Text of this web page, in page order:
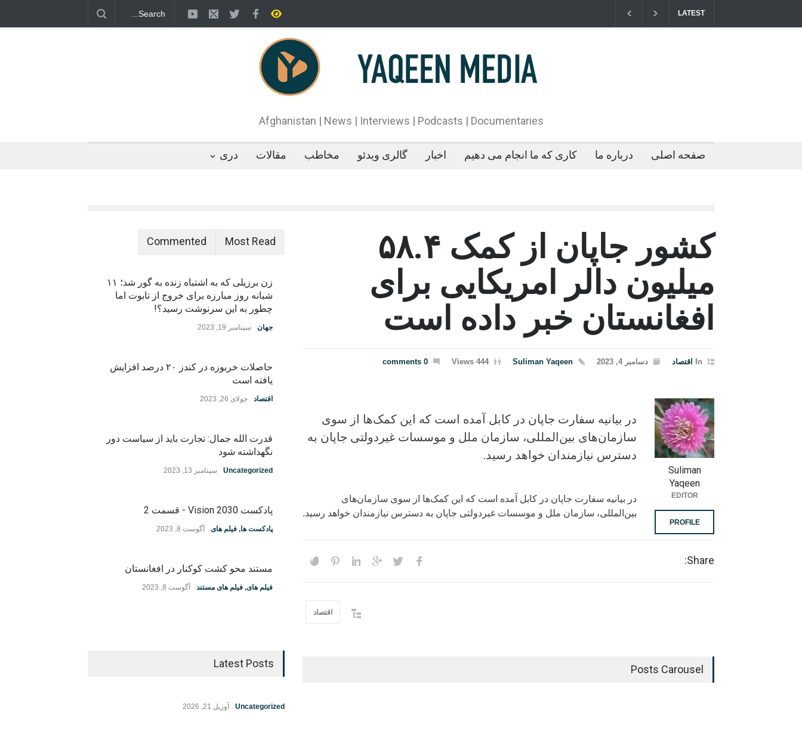
LATEST
پدیده‌ای عجیب در قطب جنوب؛ پنگوئنی که هزاران بار در روز
می‌خوابد
محمدباقر قالیباف، رئیس مجلس ایران، با انتقاد تند از سیاست‌های
دونالد ترمپ اعلام کرد که واشنگتن تلاش دارد با «محاصره و نقض
آتش‌بس»، روند گفتگوها را از مسیر مذاکره به سمت تسلیم سوق
Afghanistan | News | Interviews | Podcasts | Documentaries
صفحه اصلی درباره ما کاری که ما انجام می دهیم اخبار گالری ویدئو مخاطب مقالات دری
کشور جاپان از کمک ۵۸.۴
میلیون دالر امریکایی برای
افغانستان خبر داده است
In اقتصاد دسامبر 4, 2023 Suliman Yaqeen
444 Views
0 comments
در بیانیه سفارت جاپان در کابل آمده است که این کمک‌ها از سوی
سازمان‌های بین‌المللی، سازمان ملل و موسسات غیردولتی جاپان به
دسترس نیازمندان خواهد رسید.
در بیانیه سفارت جاپان در کابل آمده است که این کمک‌ها از سوی سازمان‌های
بین‌المللی، سازمان ملل و موسسات غیردولتی جاپان به دسترس نیازمندان خواهد رسید.
Suliman
Yaqeen
EDITOR
PROFILE
Share:
اقتصاد
Posts Carousel
Most Read
Commented
زن برزیلی که به اشتباه زنده به گور شد؛ ۱۱
شبانه روز مبارزه برای خروج از تابوت اما
چطور به این سرنوشت رسید؟!
جهان سپتامبر 19, 2023
حاصلات خربوزه در کندز ۲۰ درصد افزایش
یافته است
اقتصاد جولای 26, 2023
قدرت الله جمال: تجارت باید از سیاست دور
نگهداشته شود
Uncategorized سپتامبر 13, 2023
پادکست Vision 2030 - قسمت 2
پادکست ها, فیلم های آگوست 8, 2023
مستند محو کشت کوکنار در افغانستان
فیلم های, فیلم های مستند آگوست 8, 2023
Latest Posts
Uncategorized آوریل 21, 2026